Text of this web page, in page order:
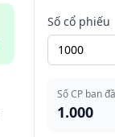
Số cổ phiếu
Số CP ban
1.000